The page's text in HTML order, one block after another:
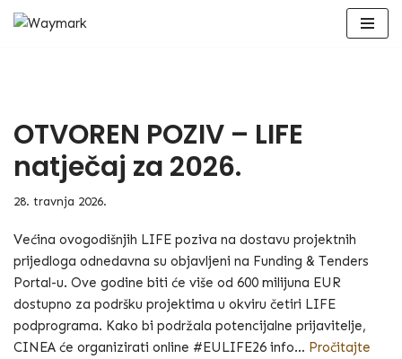
OTVOREN POZIV – LIFE
natječaj za 2026.
28. travnja 2026.
Većina ovogodišnjih LIFE poziva na dostavu projektnih
prijedloga odnedavna su objavljeni na Funding & Tenders
Portal-u. Ove godine biti će više od 600 milijuna EUR
dostupno za podršku projektima u okviru četiri LIFE
podprograma. Kako bi podržala potencijalne prijavitelje,
CINEA će organizirati online #EULIFE26 info… Pročitajte